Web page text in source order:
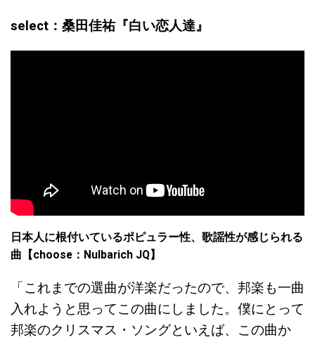
select：桑田佳祐『白い恋人達』
日本人に根付いているポピュラー性、歌謡性が感じられる
曲【choose：Nulbarich JQ】
「これまでの選曲が洋楽だったので、邦楽も一曲
入れようと思ってこの曲にしました。僕にとって
邦楽のクリスマス・ソングといえば、この曲か